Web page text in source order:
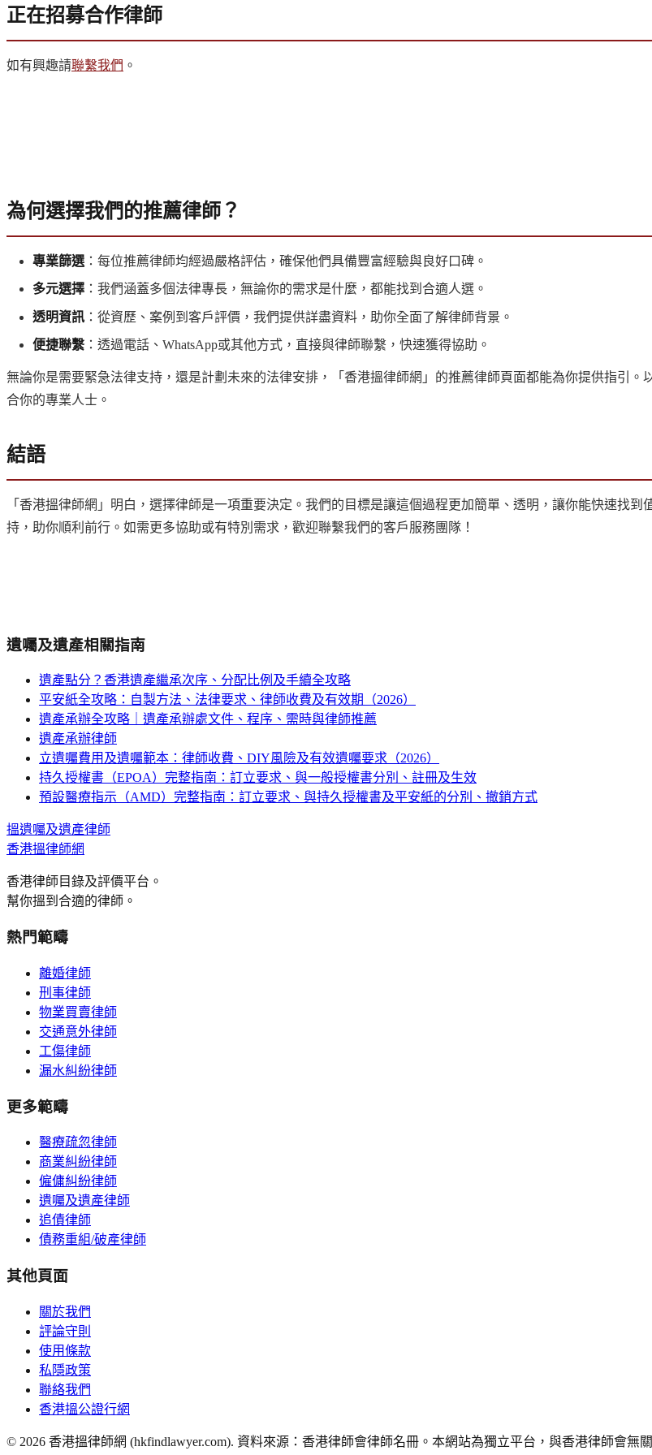
正在招募合作律師
如有興趣請聯繫我們 。
為何選擇我們的推薦律師？
專業篩選 ：每位推薦律師均經過嚴格評估，確保他們具備豐富經驗與良好口碑。
多元選擇 ：我們涵蓋多個法律專長，無論你的需求是什麼，都能找到合適人選。
透明資訊 ：從資歷、案例到客戶評價，我們提供詳盡資料，助你全面了解律師背景。
便捷聯繫 ：透過電話、WhatsApp或其他方式，直接與律師聯繫，快速獲得協助。
無論你是需要緊急法律支持，還是計劃未來的法律安排，「香港搵律師網」的推薦律師頁面都能為你提供指引
合你的專業人士。
結語
「香港搵律師網」明白，選擇律師是一項重要決定。我們的目標是讓這個過程更加簡單、透明，讓你能快速找
持，助你順利前行。如需更多協助或有特別需求，歡迎聯繫我們的客戶服務團隊！
遺囑及遺產相關指南
遺產點分？香港遺產繼承次序、分配比例及手續全攻略
平安紙全攻略：自製方法、法律要求、律師收費及有效期（2026）
遺產承辦全攻略｜遺產承辦處文件、程序、需時與律師推薦
遺產承辦律師
立遺囑費用及遺囑範本：律師收費、DIY風險及有效遺囑要求（2026）
持久授權書（EPOA）完整指南：訂立要求、與一般授權書分別、註冊及生效
預設醫療指示（AMD）完整指南：訂立要求、與持久授權書及平安紙的分別、撤銷方式
搵遺囑及遺產律師
香港搵律師網
香港律師目錄及評價平台。
幫你搵到合適的律師。
熱門範疇
離婚律師
刑事律師
物業買賣律師
交通意外律師
工傷律師
漏水糾紛律師
更多範疇
醫療疏忽律師
商業糾紛律師
僱傭糾紛律師
遺囑及遺產律師
追債律師
債務重組/破產律師
其他頁面
關於我們
評論守則
使用條款
私隱政策
聯絡我們
香港搵公證行網
© 2026 香港搵律師網 (hkfindlawyer.com). 資料來源：香港律師會律師名冊。本網站為獨立平台，與香港律師會無關